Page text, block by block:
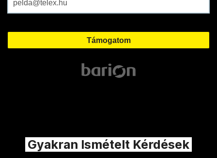
Gyakran Ismételt Kérdések